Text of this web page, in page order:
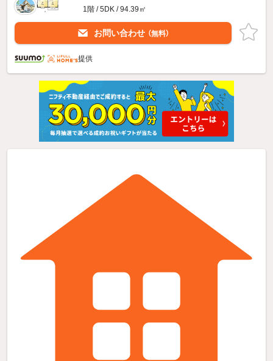
1階 / 5DK / 94.39㎡
お問い合わせ （無料）
提供